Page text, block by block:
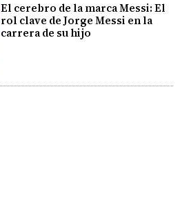
El cerebro de la marca Messi: El
rol clave de Jorge Messi en la
carrera de su hijo